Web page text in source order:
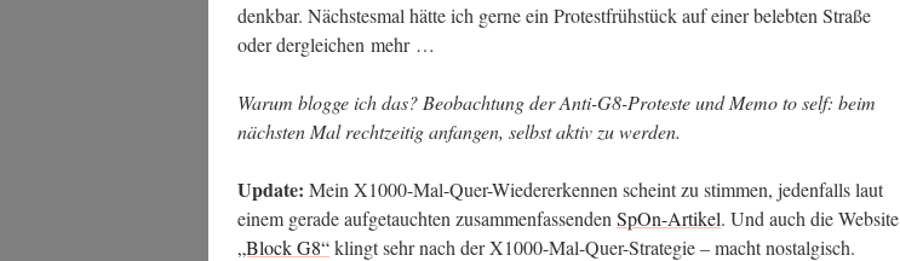
denk­bar. Nächs­tes­mal hät­te ich ger­ne ein Pro­test­früh­stück auf einer beleb­ten Stra­ße
oder der­glei­chen mehr …
War­um blog­ge ich das? Beob­ach­tung der Anti-G8-Pro­tes­te und Memo to self: beim
nächs­ten Mal recht­zei­tig anfan­gen, selbst aktiv zu werden.
Update: Mein X1000-Mal-Quer-Wie­der­erken­nen scheint zu stim­men, jeden­falls laut
einem gera­de auf­ge­tauch­ten zusam­men­fas­sen­den SpOn-Arti­kel. Und auch die Web­site
„Block G8“klingt sehr nach der X1000-Mal-Quer-Stra­te­gie – macht nostalgisch.